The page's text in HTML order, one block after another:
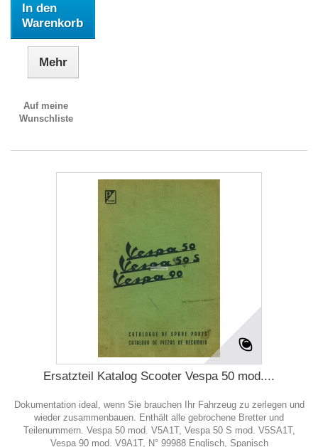
In den
Warenkorb
Mehr
Auf meine
Wunschliste
Ersatzteil Katalog Scooter Vespa 50 mod....
Dokumentation ideal, wenn Sie brauchen Ihr Fahrzeug zu zerlegen und
wieder zusammenbauen. Enthält alle gebrochene Bretter und
Teilenummern. Vespa 50 mod. V5A1T, Vespa 50 S mod. V5SA1T,
Vespa 90 mod. V9A1T, N° 99988 Englisch, Spanisch